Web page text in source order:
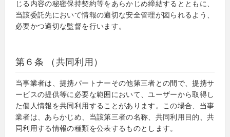
じる内容の秘密保持契約等をあらかじめ締結するとともに、
当該委託先において情報の適切な安全管理が図られるよう、
必要かつ適切な監督を行います。
第６条 （共同利用）
当事業者は、提携パートナーその他第三者との間で、提携サ
ービスの提供等に必要な範囲において、ユーザーから取得し
た個人情報を共同利用することがあります。この場合、当事
業者は、あらかじめ、当該第三者の名称、共同利用目的、共
同利用する情報の種類を公表するものとします。